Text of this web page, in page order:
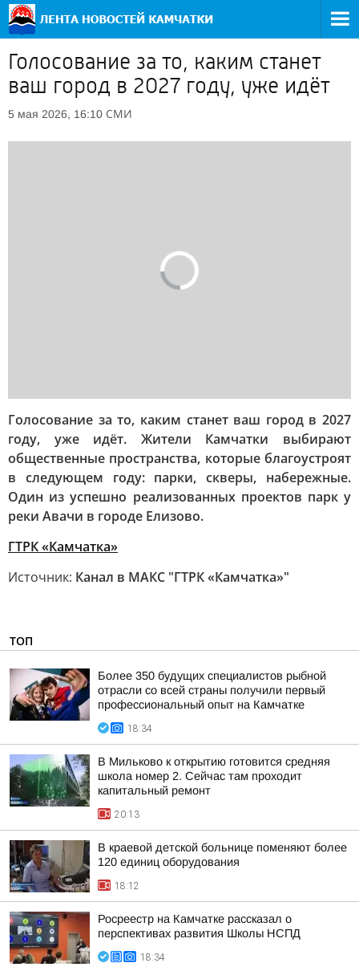
Голосование за то, каким станет
ваш город в 2027 году, уже идёт
5 мая 2026, 16:10 СМИ
Голосование за то, каким станет ваш город в 2027
году, уже идёт. Жители Камчатки выбирают
общественные пространства, которые благоустроят
в следующем году: парки, скверы, набережные.
Один из успешно реализованных проектов парк у
реки Авачи в городе Елизово.
ГТРК «Камчатка»
Источник: Канал в МАКС "ГТРК «Камчатка»"
ТОП
Более 350 будущих специалистов рыбной
отрасли со всей страны получили первый
профессиональный опыт на Камчатке
18:34
В Мильково к открытию готовится средняя
школа номер 2. Сейчас там проходит
капитальный ремонт
20:13
В краевой детской больнице поменяют более
120 единиц оборудования
18:12
Росреестр на Камчатке рассказал о
перспективах развития Школы НСПД
18:34